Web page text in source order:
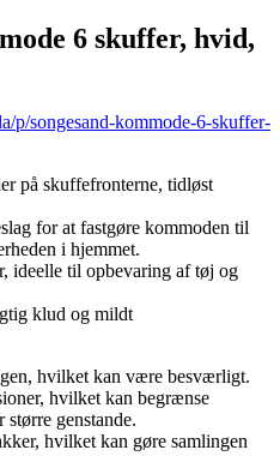
6 skuffer, hvid,
p/songesand-kommode-6-skuffer-
på skuffefronterne, tidløst
for at fastgøre kommoden til
i hjemmet.
ideelle til opbevaring af tøj og
klud og mildt
hvilket kan være besværligt.
hvilket kan begrænse
genstande.
hvilket kan gøre samlingen